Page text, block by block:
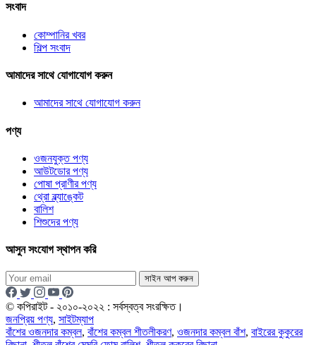
সংবাদ
কোম্পানির খবর
শিল্প সংবাদ
আমাদের সাথে যোগাযোগ করুন
আমাদের সাথে যোগাযোগ করুন
পণ্য
ওজনযুক্ত পণ্য
আউটডোর পণ্য
পোষা প্রাণীর পণ্য
থ্রো ব্ল্যাঙ্কেট
বালিশ
শিশুদের পণ্য
আসুন সংযোগ স্থাপন করি
সাইন আপ করুন
© কপিরাইট - ২০১০-২০২২ : সর্বস্বত্ব সংরক্ষিত।
জনপ্রিয় পণ্য, সাইটম্যাপ
বাঁশের ওজনদার কম্বল, বাঁশের কম্বল শীতলীকরণ, ওজনদার কম্বল বাঁশ, বাইরের কুকুরের